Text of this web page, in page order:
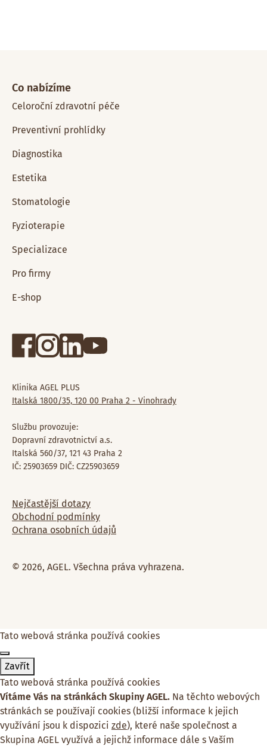
Klinika AGEL PLUS
Italská 1800/35, 120 00 Praha 2 - Vinohrady
Službu provozuje:
Dopravní zdravotnictví a.s.
Italská 560/37, 121 43 Praha 2
IČ: 25903659 DIČ: CZ25903659
Co nabízíme
Celoroční zdravotní péče
Preventivní prohlídky
Diagnostika
Estetika
Stomatologie
Fyzioterapie
Specializace
Pro firmy
E-shop
© 2026, AGEL. Všechna práva vyhrazena.
Nejčastější dotazy
Obchodní podmínky
Ochrana osobních údajů
Tato webová stránka používá cookies
Zavřít
Tato webová stránka používá cookies
Vítáme Vás na stránkách Skupiny AGEL. Na těchto webových
stránkách se používají cookies (bližší informace k jejich
využívání jsou k dispozici zde), které naše společnost a
Skupina AGEL využívá a jejichž informace dále s Vaším